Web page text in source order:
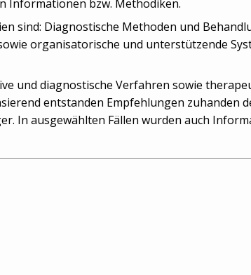
Informationen bzw. Methodiken.
sind: Diagnostische Methoden und
organisatorische und unterstützende
und diagnostische Verfahren sowie
entstanden Empfehlungen zuhanden
In ausgewählten Fällen wurden auch